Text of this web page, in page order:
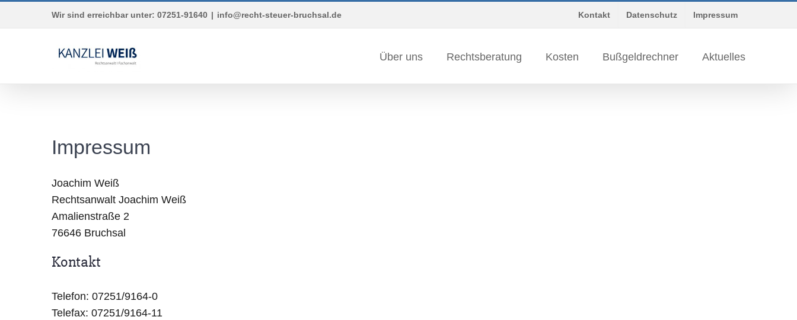
Wir sind erreichbar unter: 07251-91640 | info@recht-steuer-bruchsal.de Kontakt Datenschutz Impressum
Über uns Rechtsberatung Kosten Bußgeldrechner Aktuelles
Impressum
Joachim Weiß
Rechtsanwalt Joachim Weiß
Amalienstraße 2
76646 Bruchsal
Kontakt
Telefon: 07251/9164-0
Telefax: 07251/9164-11